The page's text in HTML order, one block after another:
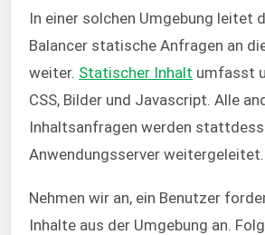
In einer solchen Umgebung leitet
Balancer statische Anfragen an
weiter. Statischer Inhalt umfasst
CSS, Bilder und Javascript. Alle
Inhaltsanfragen werden
Anwendungsserver weitergeleitet.
Nehmen wir an, ein Benutzer
Inhalte aus der Umgebung an.